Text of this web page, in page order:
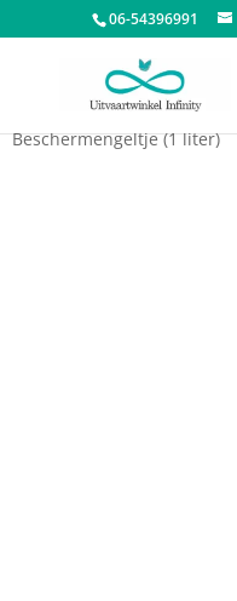
06-54396991
Urnen/Asbeelden
Beschermengeltje (1 liter)